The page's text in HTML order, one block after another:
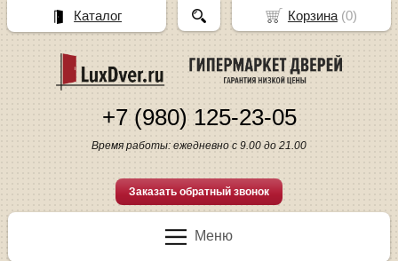
+7 (980) 125-23-05
Время работы: ежедневно с 9.00 до 21.00
Заказать обратный звонок
Меню
Корзина(0)
Каталог